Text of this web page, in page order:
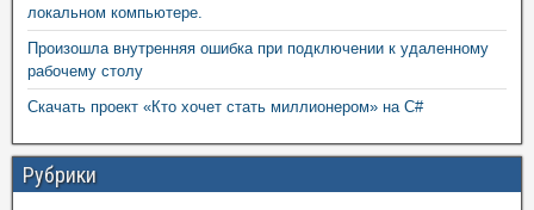
локальном компьютере.
Произошла внутренняя ошибка при подключении к удаленному
рабочему столу
Скачать проект «Кто хочет стать миллионером» на C#
Рубрики